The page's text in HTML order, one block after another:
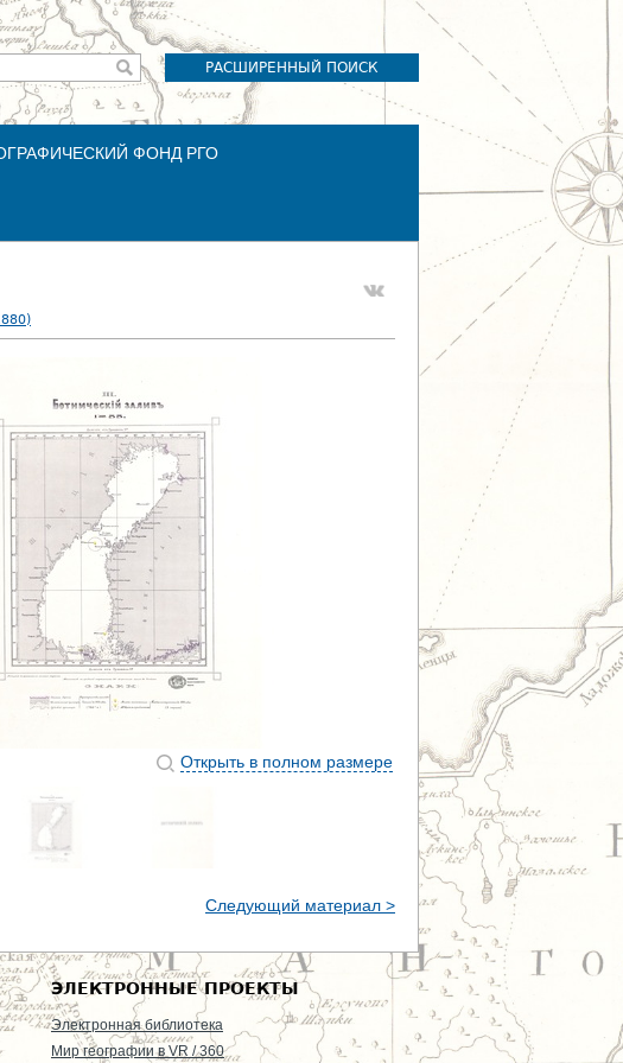
РАСШИРЕННЫЙ ПОИСК
ФОНД РГО
Открыть в полном размере
Следующий материал >
ЭЛЕКТРОННЫЕ ПРОЕКТЫ
Электронная библиотека
Мир географии в VR / 360